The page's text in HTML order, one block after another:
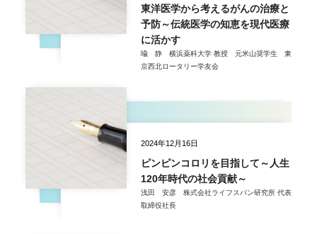
東洋医学から考えるがんの治療と
予防～伝統医学の知恵を現代医療
に活かす
喩 静 横浜薬科大学 教授 元米山奨学生 東
京西北ロータリー学友会
2024年12月16日
ピンピンコロリを目指して～人生
120年時代の社会貢献～
浅田 安彦 株式会社ライフスパン研究所 代表
取締役社長